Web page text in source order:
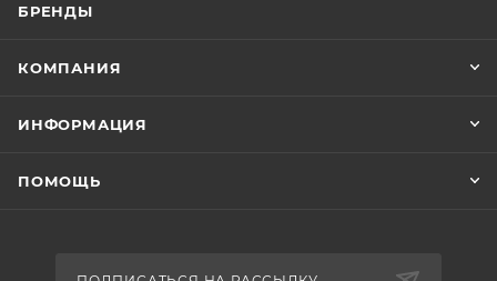
БРЕНДЫ
КОМПАНИЯ
ИНФОРМАЦИЯ
ПОМОЩЬ